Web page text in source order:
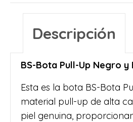
Descripción
BS-Bota Pull-Up Negro
Esta es la bota BS-Bota
material pull-up de alta
piel genuina,